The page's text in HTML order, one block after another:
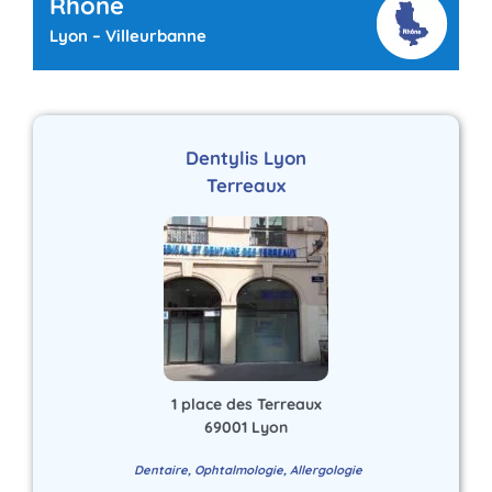
Lyon – Villeurbanne
Dentylis Lyon
Terreaux
1 place des Terreaux
69001 Lyon
Dentaire, Ophtalmologie, Allergologie